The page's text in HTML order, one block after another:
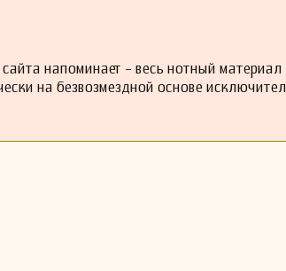
его могила находится на кладбище Святого
написал как минимум семь концертов
сохранились и хранятся в Венгерской
в музыку стали теоретические работы. В
напоминает - весь нотный материал
на безвозмездной основе